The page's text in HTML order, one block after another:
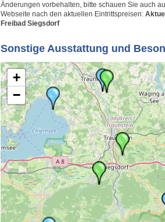
Änderungen vorbehalten, bitte schauen Sie auch
Webseite nach den aktuellen Eintrittspreisen:
Freibad Siegsdorf
Sonstige Ausstattung und
+
−